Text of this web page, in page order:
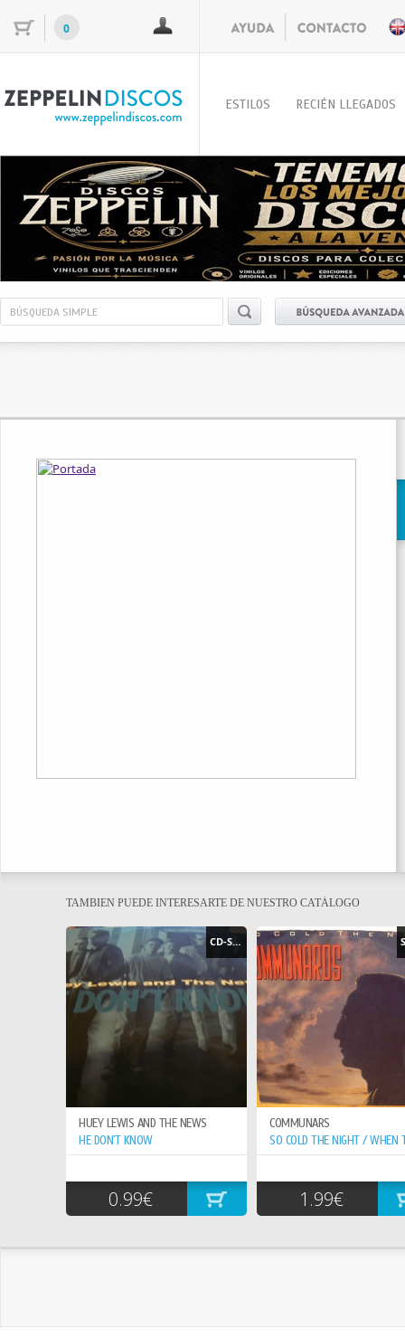
0
ESTILOS RECIÉN LLEGADOS
TAMBIEN PUEDE INTERESARTE DE NUESTRO CATÁLOGO
CD-SINGLE
HUEY LEWIS AND THE NEWS
HE DON`T KNOW
0.99€
COMMUNARS
1.99€